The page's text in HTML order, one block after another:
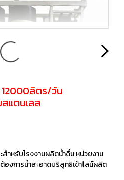
12000ลิตร/วัน
แตนเลส
สำหรับโรงงานผลิตน้ำดื่ม หน่วยงาน
องการน้ำสะอาดบริสุทธิเข้าไลน์ผลิต